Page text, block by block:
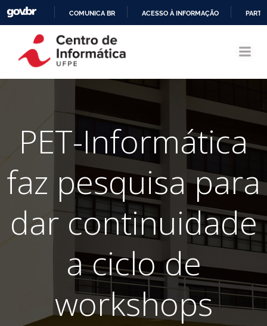
CONTEÚDO
COMUNICA BR ACESSO À INFORMAÇÃO
PET-Informática
faz pesquisa para
dar continuidade
a ciclo de
workshops